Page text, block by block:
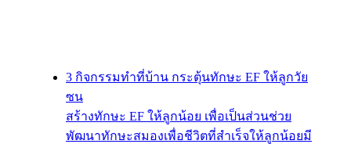
3 กิจกรรมทำที่บ้าน กระตุ้นทักษะ EF ให้ลูกวัย
ซน
สร้างทักษะ EF ให้ลูกน้อย เพื่อเป็นส่วนช่วย
พัฒนาทักษะสมองเพื่อชีวิตที่สำเร็จให้ลูกน้อยมี